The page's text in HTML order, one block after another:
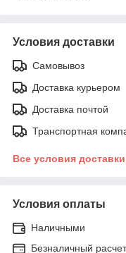
Условия доставки
Самовывоз
Доставка курьером
Доставка почтой
Транспортная
Все условия доставки
Условия оплаты
Наличными
Безналичный расчет